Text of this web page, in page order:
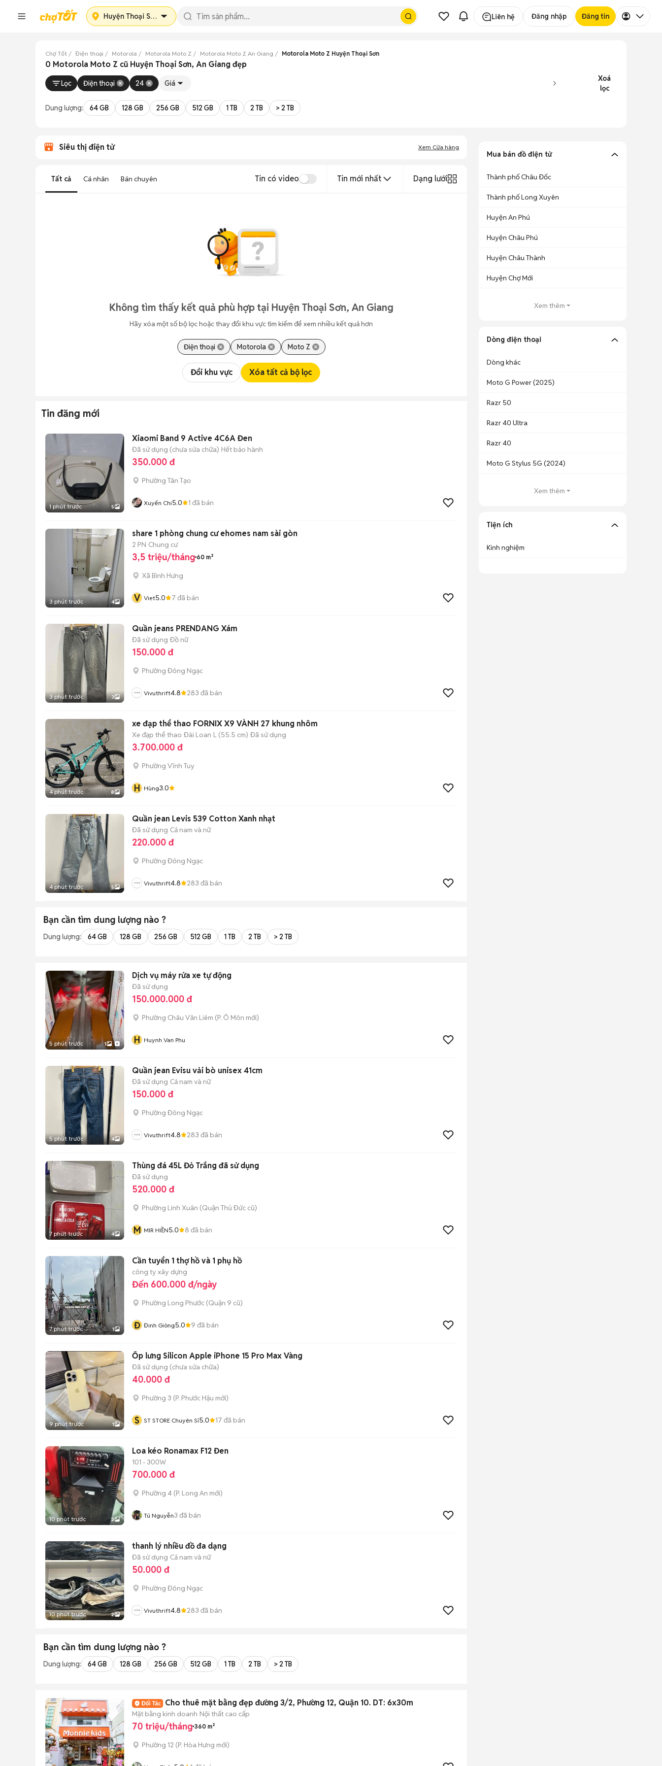
Huyện Thoại Sơn Liên hệ Đăng nhập Đăng tin
Chợ Tốt Điện thoại Motorola Motorola Moto Z Motorola Moto Z An Giang Motorola Moto Z Huyện Thoại Sơn
0 Motorola Moto Z cũ Huyện Thoại Sơn, An Giang đẹp
Lọc Điện thoại 24 Giá
Xoá
lọc
Dung lượng: 64 GB 128 GB 256 GB 512 GB 1 TB 2 TB > 2 TB
Siêu thị điện tử Xem Cửa hàng
Tất cả Cá nhân Bán chuyên Tin có video Tin mới nhất Dạng lưới
Không tìm thấy kết quả phù hợp tại Huyện Thoại Sơn, An Giang
Hãy xóa một số bộ lọc hoặc thay đổi khu vực tìm kiếm để xem nhiều kết quả hơn
Điện thoại Motorola Moto Z
Đổi khu vực Xóa tất cả bộ lọc
Tin đăng mới
1 phút trước 5
Xiaomi Band 9 Active 4C6A Đen
Đã sử dụng (chưa sửa chữa) Hết bảo hành
350.000 đ
Phường Tân Tạo
Xuyến Chi5.0 1 đã bán
3 phút trước 4
share 1 phòng chung cư ehomes nam sài gòn
2 PN Chung cư
3,5 triệu/tháng 60 m²
Xã Bình Hưng
V Viet5.0 7 đã bán
3 phút trước 3
Quần jeans PRENDANG Xám
Đã sử dụng Đồ nữ
150.000 đ
Phường Đông Ngạc
Vivuthrift4.8 283 đã bán
4 phút trước 8
xe đạp thể thao FORNIX X9 VÀNH 27 khung nhôm
Xe đạp thể thao Đài Loan L (55.5 cm) Đã sử dụng
3.700.000 đ
Phường Vĩnh Tuy
H Hùng3.0
4 phút trước 5
Quần jean Levis 539 Cotton Xanh nhạt
Đã sử dụng Cả nam và nữ
220.000 đ
Phường Đông Ngạc
Vivuthrift4.8 283 đã bán
Bạn cần tìm dung lượng nào ?
Dung lượng: 64 GB 128 GB 256 GB 512 GB 1 TB 2 TB > 2 TB
5 phút trước 1
Dịch vụ máy rửa xe tự động
Đã sử dụng
150.000.000 đ
Phường Châu Văn Liêm (P. Ô Môn mới)
H Huynh Van Phu
5 phút trước 4
Quần jean Evisu vải bò unisex 41cm
Đã sử dụng Cả nam và nữ
150.000 đ
Phường Đông Ngạc
Vivuthrift4.8 283 đã bán
7 phút trước 4
Thùng đá 45L Đỏ Trắng đã sử dụng
Đã sử dụng
520.000 đ
Phường Linh Xuân (Quận Thủ Đức cũ)
M MIR HIỀN5.0 8 đã bán
7 phút trước 1
Cần tuyển 1 thợ hồ và 1 phụ hồ
công ty xây dựng
Đến 600.000 đ/ngày
Phường Long Phước (Quận 9 cũ)
Đ Đinh Giòng5.0 9 đã bán
9 phút trước 1
Ốp lưng Silicon Apple iPhone 15 Pro Max Vàng
Đã sử dụng (chưa sửa chữa)
40.000 đ
Phường 3 (P. Phước Hậu mới)
S ST STORE Chuyên Sỉ5.0 17 đã bán
10 phút trước 2
Loa kéo Ronamax F12 Đen
101 - 300W
700.000 đ
Phường 4 (P. Long An mới)
Tú Nguyễn3 đã bán
10 phút trước 2
thanh lý nhiều đồ đa dạng
Đã sử dụng Cả nam và nữ
50.000 đ
Phường Đông Ngạc
Vivuthrift4.8 283 đã bán
Bạn cần tìm dung lượng nào ?
Dung lượng: 64 GB 128 GB 256 GB 512 GB 1 TB 2 TB > 2 TB
Cho thuê mặt bằng đẹp đường 3/2, Phường 12, Quận 10. DT: 6x30m
Mặt bằng kinh doanh Nội thất cao cấp
70 triệu/tháng 360 m²
Phường 12 (P. Hòa Hưng mới)
Mua bán đồ điện tử
Thành phố Châu Đốc
Thành phố Long Xuyên
Huyện An Phú
Huyện Châu Phú
Huyện Châu Thành
Huyện Chợ Mới
Xem thêm
Dòng điện thoại
Dòng khác
Moto G Power (2025)
Razr 50
Razr 40 Ultra
Razr 40
Moto G Stylus 5G (2024)
Xem thêm
Tiện ích
Kinh nghiệm